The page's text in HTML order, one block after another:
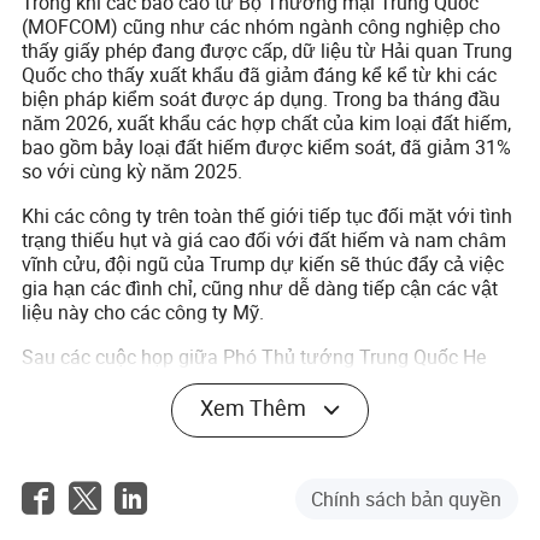
(MOFCOM) cũng như các nhóm ngành công nghiệp cho
thấy giấy phép đang được cấp, dữ liệu từ Hải quan Trung
Quốc cho thấy xuất khẩu đã giảm đáng kể kể từ khi các
biện pháp kiểm soát được áp dụng. Trong ba tháng đầu
năm 2026, xuất khẩu các hợp chất của kim loại đất hiếm,
bao gồm bảy loại đất hiếm được kiểm soát, đã giảm 31%
so với cùng kỳ năm 2025.
Khi các công ty trên toàn thế giới tiếp tục đối mặt với tình
trạng thiếu hụt và giá cao đối với đất hiếm và nam châm
vĩnh cửu, đội ngũ của Trump dự kiến sẽ thúc đẩy cả việc
gia hạn các đình chỉ, cũng như dễ dàng tiếp cận các vật
liệu này cho các công ty Mỹ.
Sau các cuộc họp giữa Phó Thủ tướng Trung Quốc He
Lifeng, Bộ trưởng Tài chính Mỹ Scott Bessent, và Đại sứ
Thương mại Greer tại Paris vào tháng Ba, Greer nói với
các phóng viên rằng hai bên đã thảo luận về việc duy trì
biệt là liên quan đến việc cung cấp đất hiếm.
Một quan chức của Trump nói với
Xem Thêm
Chính sách bản quyền